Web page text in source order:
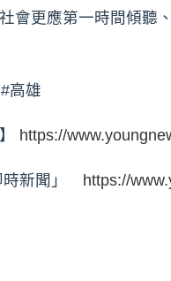
會更應第一時間傾
高雄
https://
時新聞」 https://